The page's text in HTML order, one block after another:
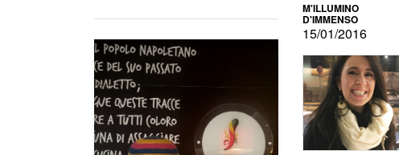
M'ILLUMINO
D'IMMENSO
15/01/2016